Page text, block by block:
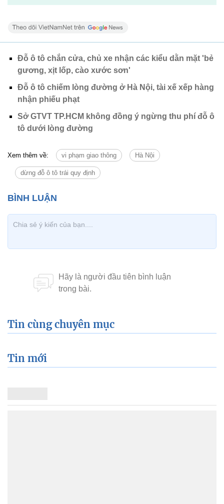
Đỗ ô tô chắn cửa, chủ xe nhận các kiểu dằn mặt 'bẻ
gương, xịt lốp, cào xước sơn'
Đỗ ô tô chiếm lòng đường ở Hà Nội, tài xế xếp hàng
nhận phiếu phạt
Sở GTVT TP.HCM không đồng ý ngừng thu phí đỗ ô
tô dưới lòng đường
Xem thêm về: vi phạm giao thông Hà Nội
dừng đỗ ô tô trái quy định
Tin cùng chuyên mục
Tin mới